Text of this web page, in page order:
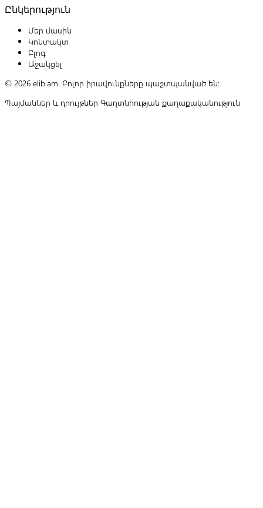
Ընկերություն
Մեր մասին
Կոնտակտ
Բլոգ
Աջակցել
© 2026 elib.am. Բոլոր իրավունքները պաշտպանված են:
Պայմաններ և դրույթներ Գաղտնիության քաղաքականություն